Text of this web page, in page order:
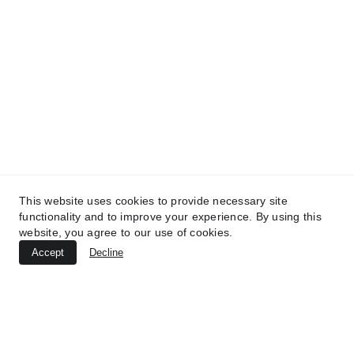
© 2025.The hire centre All rights reserved
This website uses cookies to provide necessary site
functionality and to improve your experience. By using this
website, you agree to our use of cookies.
Accept Decline